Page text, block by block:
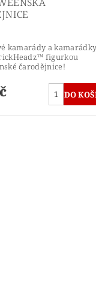
kamarády a kamarádky
figurkou
čarodějnice!